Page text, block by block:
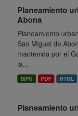
Planeamiento
Abona
Planeamiento
San Miguel de
mantenida por el
la...
SIPU PDF HTML
Planeamiento